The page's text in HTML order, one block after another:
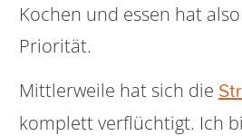
Kochen und essen hat
Priorität.
Mittlerweile hat sich die
komplett verflüchtigt. Ich